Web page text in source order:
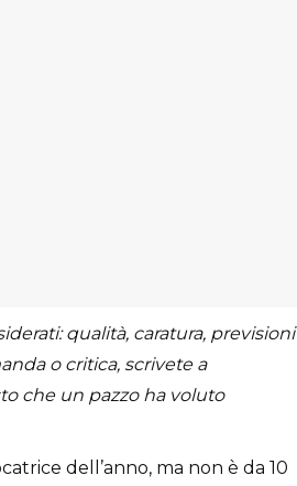
qualità, caratura, previsioni
o critica, scrivete a
che un pazzo ha voluto
dell’anno, ma non è da 10